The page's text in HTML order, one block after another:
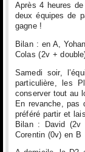
Après 4 heures
deux équipes de
gagne !
Bilan : en A,
Colas (2v +
Samedi soir,
particulière, les
conserver tout au
En revanche, pas
préféré partir et
Bilan : David (2v
Corentin (0v) en B